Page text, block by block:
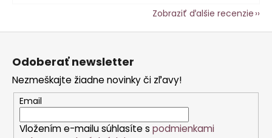
Zobraziť ďalšie recenzie
Z
Odoberať newsletter
Nezmeškajte žiadne novinky či zľavy!
Email
Vložením e-mailu súhlasíte s podmienkami